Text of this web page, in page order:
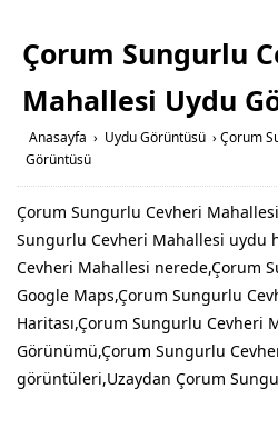
Çorum Sungurlu
Mahallesi Uydu
Anasayfa › Uydu Görüntüsü › Çorum
Görüntüsü
Çorum Sungurlu Cevheri
Sungurlu Cevheri Mahallesi uydu
Cevheri Mahallesi nerede,Çorum
Google Maps,Çorum Sungurlu
Haritası,Çorum Sungurlu Cevheri
Görünümü,Çorum Sungurlu
görüntüleri,Uzaydan Çorum